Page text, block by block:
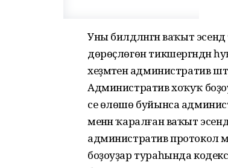
Уны билдәләнгән ваҡыт эсендә
дөрөҫлөгөн тикшергәндән
хеҙмәтенә административ
Административ хоҡуҡ
се өлөшө буйынса
менән ҡаралған ваҡыт
административ протокол
боҙоуҙар тураһында